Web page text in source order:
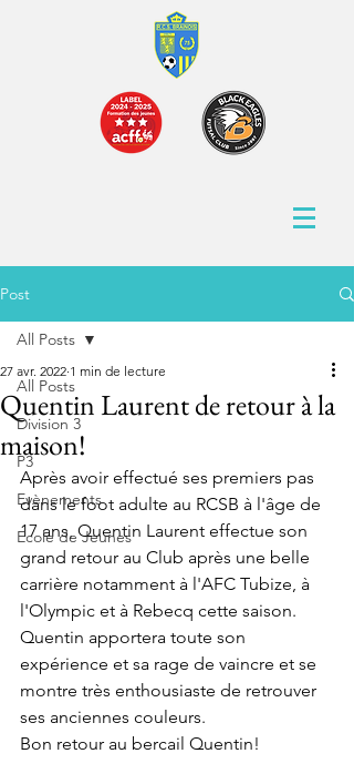
Post
All Posts
Division 3
P3
Evènements
Ecole de Jeunes
All Posts
Quentin Laurent de retour à la
maison!
27 avr. 2022 1 min de lecture
Après avoir effectué ses premiers pas
dans le foot adulte au RCSB à l'âge de
17 ans, Quentin Laurent effectue son
grand retour au Club après une belle
carrière notamment à l'AFC Tubize, à
l'Olympic et à Rebecq cette saison.
Quentin apportera toute son
expérience et sa rage de vaincre et se
montre très enthousiaste de retrouver
ses anciennes couleurs.
Bon retour au bercail Quentin!